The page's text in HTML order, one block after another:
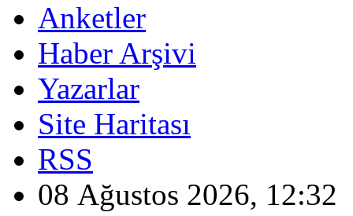
Anketler
Haber Arşivi
Yazarlar
Site Haritası
RSS
08 Ağustos 2026, 12:32